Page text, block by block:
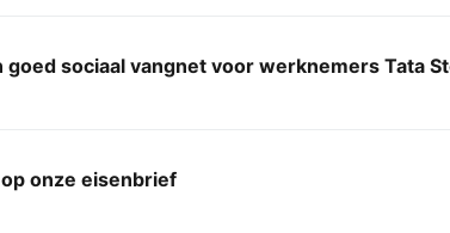
sociaal vangnet voor werknemers Tata
onze eisenbrief